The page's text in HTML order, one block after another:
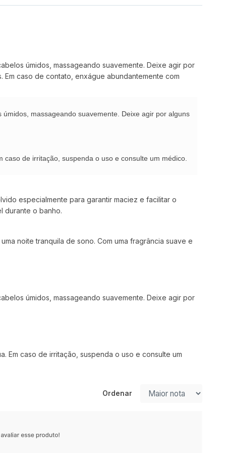
úmidos, massageando suavemente. Deixe agir por
caso de contato, enxágue abundantemente com
massageando suavemente. Deixe agir por alguns
de irritação, suspenda o uso e consulte um médico.
especialmente para garantir maciez e facilitar o
durante o banho.
noite tranquila de sono. Com uma fragrância suave e
úmidos, massageando suavemente. Deixe agir por
Em caso de irritação, suspenda o uso e consulte um
Ordenar